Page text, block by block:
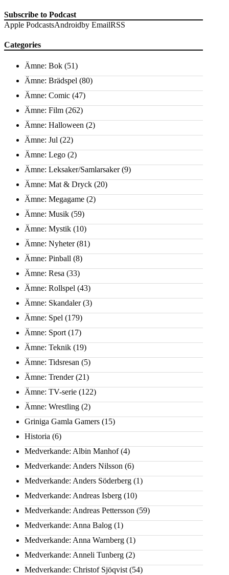
Subscribe to Podcast
Apple PodcastsAndroidby EmailRSS
Categories
Ämne: Bok (51)
Ämne: Brädspel (80)
Ämne: Comic (47)
Ämne: Film (262)
Ämne: Halloween (2)
Ämne: Jul (22)
Ämne: Lego (2)
Ämne: Leksaker/Samlarsaker(9)
Ämne: Mat & Dryck (20)
Ämne: Megagame (2)
Ämne: Musik (59)
Ämne: Mystik (10)
Ämne: Nyheter(81)
Ämne: Pinball (8)
Ämne: Resa (33)
Ämne: Rollspel (43)
Ämne: Skandaler(3)
Ämne: Spel (179)
Ämne: Sport (17)
Ämne: Teknik (19)
Ämne: Tidsresan (5)
Ämne: Trender(21)
Ämne: TV-serie (122)
Ämne: Wrestling (2)
Griniga Gamla Gamers (15)
Historia (6)
Medverkande: Albin Manhof(4)
Medverkande: Anders Nilsson (6)
Medverkande: Anders Söderberg (1)
Medverkande: Andreas Isberg (10)
Medverkande: Andreas Pettersson (59)
Medverkande: Anna Balog (1)
Medverkande: Anna Warnberg (1)
Medverkande: Anneli Tunberg (2)
Medverkande: Christof Sjöqvist (54)